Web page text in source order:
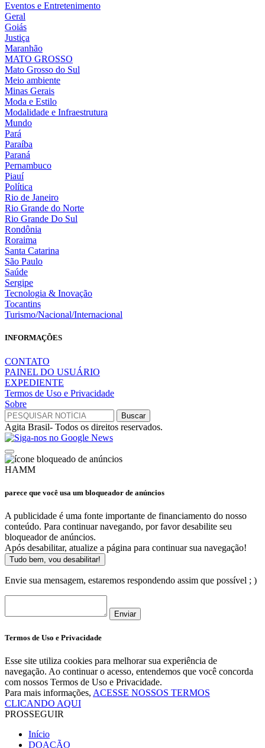
Eventos e Entretenimento
Geral
Goiás
Justiça
Maranhão
MATO GROSSO
Mato Grosso do Sul
Meio ambiente
Minas Gerais
Moda e Estilo
Modalidade e Infraestrutura
Mundo
Pará
Paraíba
Paraná
Pernambuco
Piauí
Política
Rio de Janeiro
Rio Grande do Norte
Rio Grande Do Sul
Rondônia
Roraima
Santa Catarina
São Paulo
Saúde
Sergipe
Tecnologia & Inovação
Tocantins
Turismo/Nacional/Internacional
INFORMAÇÕES
CONTATO
PAINEL DO USUÁRIO
EXPEDIENTE
Termos de Uso e Privacidade
Sobre
Agita Brasil- Todos os direitos reservados.
HAMM
parece que você usa um bloqueador de anúncios
A publicidade é uma fonte importante de financiamento do nosso
conteúdo. Para continuar navegando, por favor desabilite seu
bloqueador de anúncios.
Após desabilitar, atualize a página para continuar sua navegação!
Tudo bem, vou desabilitar!
Envie sua mensagem, estaremos respondendo assim que possível ; )
Enviar
Termos de Uso e Privacidade
Esse site utiliza cookies para melhorar sua experiência de
navegação. Ao continuar o acesso, entendemos que você concorda
com nossos Termos de Uso e Privacidade.
Para mais informações, ACESSE NOSSOS TERMOS
CLICANDO AQUI
PROSSEGUIR
Início
DOAÇÃO